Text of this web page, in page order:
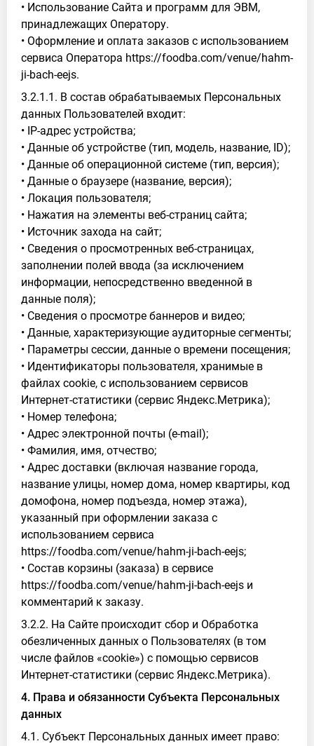
• Использование Сайта и программ для ЭВМ,
принадлежащих Оператору.
• Оформление и оплата заказов с использованием
сервиса Оператора https://foodba.com/venue/hahm-
ji-bach-eejs.
3.2.1.1. В состав обрабатываемых Персональных
данных Пользователей входит:
• IP-адрес устройства;
• Данные об устройстве (тип, модель, название, ID);
• Данные об операционной системе (тип, версия);
• Данные о браузере (название, версия);
• Локация пользователя;
• Нажатия на элементы веб-страниц сайта;
• Источник захода на сайт;
• Сведения о просмотренных веб-страницах,
заполнении полей ввода (за исключением
информации, непосредственно введенной в
данные поля);
• Сведения о просмотре баннеров и видео;
• Данные, характеризующие аудиторные сегменты;
• Параметры сессии, данные о времени посещения;
• Идентификаторы пользователя, хранимые в
файлах cookie, с использованием сервисов
Интернет-статистики (сервис Яндекс.Метрика);
• Номер телефона;
• Адрес электронной почты (e-mail);
• Фамилия, имя, отчество;
• Адрес доставки (включая название города,
название улицы, номер дома, номер квартиры, код
домофона, номер подъезда, номер этажа),
указанный при оформлении заказа с
использованием сервиса
https://foodba.com/venue/hahm-ji-bach-eejs;
• Состав корзины (заказа) в сервисе
https://foodba.com/venue/hahm-ji-bach-eejs и
комментарий к заказу.
3.2.2. На Сайте происходит сбор и Обработка
обезличенных данных о Пользователях (в том
числе файлов «cookie») с помощью сервисов
Интернет-статистики (сервис Яндекс.Метрика).
4. Права и обязанности Субъекта Персональных
данных
4.1. Субъект Персональных данных имеет право: